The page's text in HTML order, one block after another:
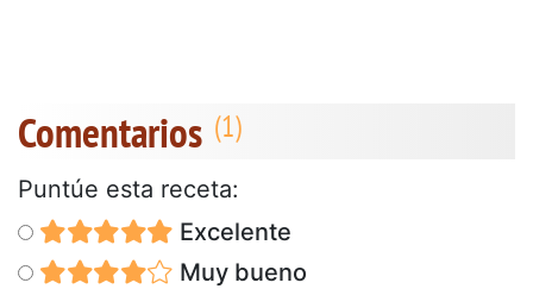
Comentarios
Puntúe esta receta:
Excelente
Muy bueno